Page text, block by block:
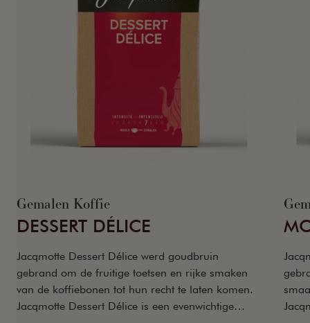
Gemalen Koffie
DESSERT DÉLICE
Jacqmotte Dessert Délice werd goudbruin
gebrand om de fruitige toetsen en rijke smaken
van de koffiebonen tot hun recht te laten komen.
Jacqmotte Dessert Délice is een evenwichtige